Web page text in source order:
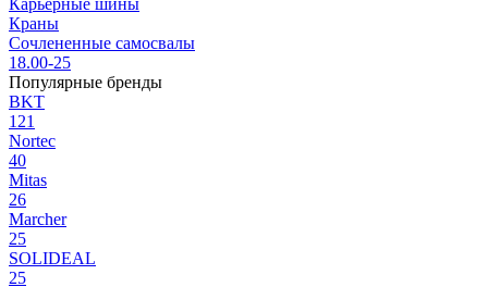
Карьерные шины
Краны
Сочлененные самосвалы
18.00-25
Популярные бренды
BKT
121
Nortec
40
Mitas
26
Marcher
25
SOLIDEAL
25